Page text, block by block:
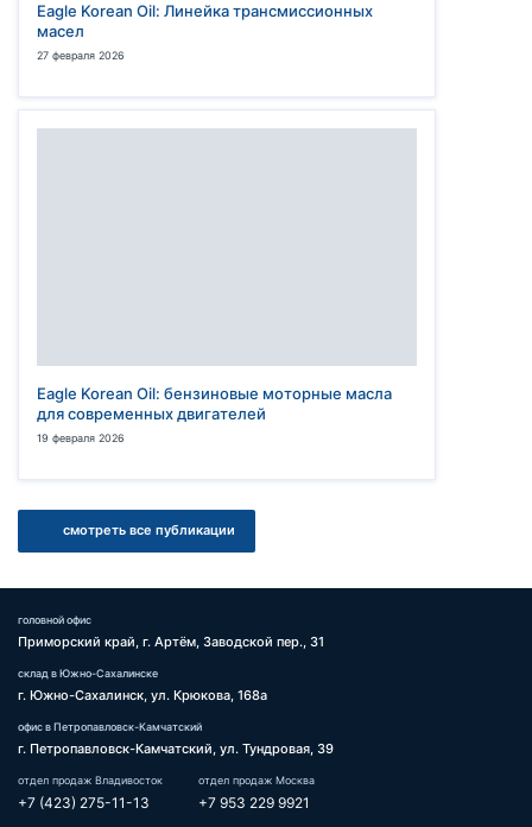
Eagle Korean Oil: Линейка трансмиссионных
масел
27 февраля 2026
Eagle Korean Oil: бензиновые моторные масла
для современных двигателей
19 февраля 2026
смотреть все публикации
головной офис
Приморский край, г. Артём, Заводской пер., 31
склад в Южно-Сахалинске
г. Южно-Сахалинск, ул. Крюкова, 168а
офис в Петропавловск-Камчатский
г. Петропавловск-Камчатский, ул. Тундровая, 39
отдел продаж Владивосток
+7 (423) 275-11-13
отдел продаж Москва
+7 953 229 9921